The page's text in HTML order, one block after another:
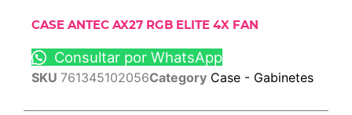
CASE ANTEC AX27 RGB ELITE 4X FAN
Consultar por WhatsApp
SKU 761345102056Category Case - Gabinetes